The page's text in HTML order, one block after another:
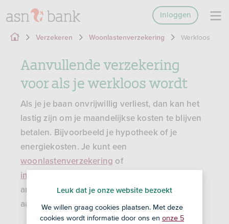
Inloggen
Verzekeren Woonlastenverzekering Werkloos
Aanvullende verzekering
voor als je werkloos wordt
Als je je baan onvrijwillig verliest, dan kan het
lastig zijn om je maandelijkse kosten te blijven
betalen. Bijvoorbeeld je hypotheek of je
energiekosten. Je kunt een
woonlastenverzekering of
inkomensverzekering
arbeidsongeschiktheid afsluiten en deze
aanvullende WW-dekking erbij nemen.
Leuk dat je onze website bezoekt
We willen graag cookies plaatsen. Met deze
cookies wordt informatie door ons en onze 5